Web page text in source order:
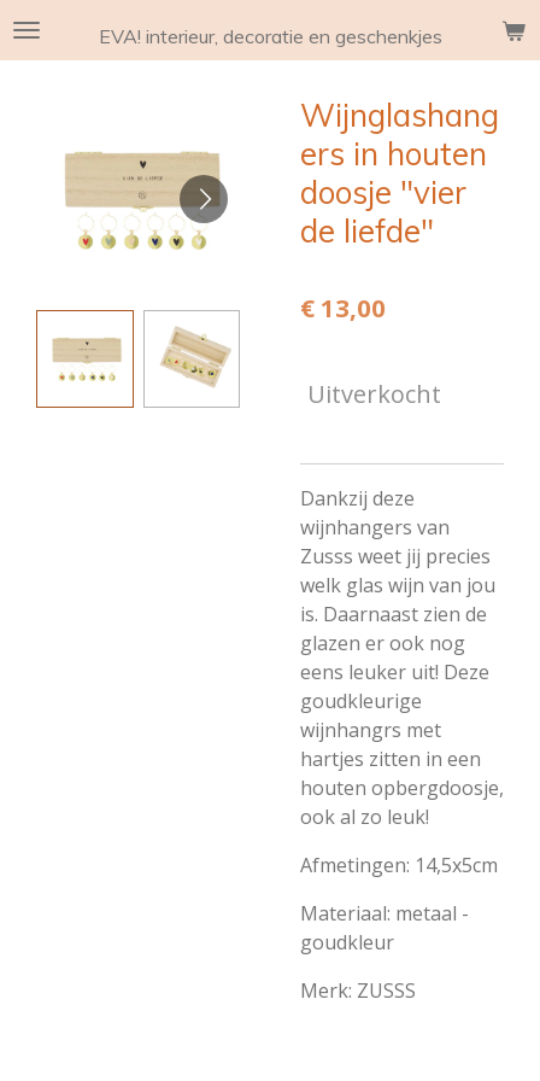
Ga
EVA! interieur, decoratie en geschenkjes
Wijnglashang
ers in houten
doosje "vier
de liefde"
€ 13,00
Uitverkocht
Dankzij deze
wijnhangers van
Zusss weet jij precies
welk glas wijn van jou
is. Daarnaast zien de
glazen er ook nog
eens leuker uit! Deze
goudkleurige
wijnhangrs met
hartjes zitten in een
houten opbergdoosje,
ook al zo leuk!
Afmetingen: 14,5x5cm
Materiaal: metaal -
goudkleur
Merk: ZUSSS